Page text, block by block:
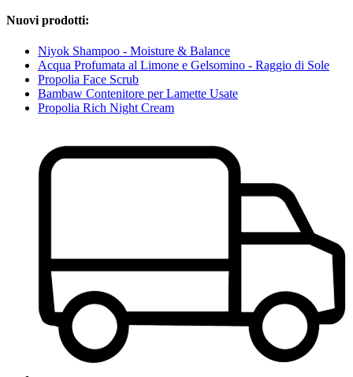
Nuovi prodotti:
Niyok Shampoo - Moisture & Balance
Acqua Profumata al Limone e Gelsomino - Raggio di Sole
Propolia Face Scrub
Bambaw Contenitore per Lamette Usate
Propolia Rich Night Cream